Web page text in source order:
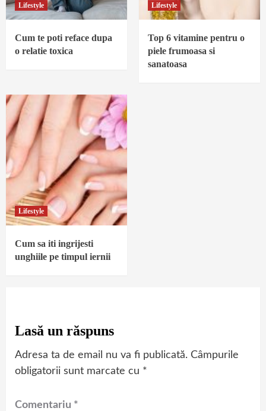
Lifestyle
Cum te poti reface dupa
o relatie toxica
Lifestyle
Top 6 vitamine pentru o
piele frumoasa si
sanatoasa
Lifestyle
Cum sa iti ingrijesti
unghiile pe timpul iernii
Lasă un răspuns
Adresa ta de email nu va fi publicată. Câmpurile
obligatorii sunt marcate cu *
Comentariu *